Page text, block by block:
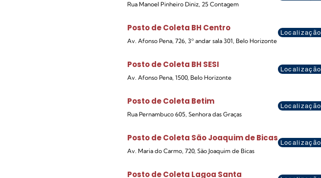
Rua Manoel Pinheiro Diniz, 25 Contagem
Posto de Coleta BH Centro
Localização
Av. Afonso Pena, 726, 3º andar sala 301, Belo Horizonte
Posto de Coleta BH SESI
Localização
Av. Afonso Pena, 1500, Belo Horizonte
Posto de Coleta Betim
Localização
Rua Pernambuco 605, Senhora das Graças
Posto de Coleta São Joaquim de Bicas Localização
Av. Maria do Carmo, 720, São Joaquim de Bicas
Posto de Coleta Lagoa Santa